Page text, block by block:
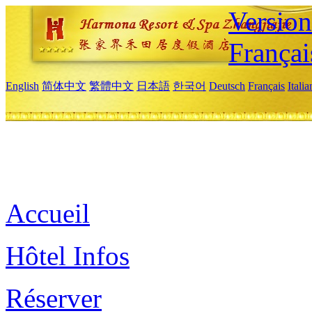
English 简体中文 繁體中文 日本語 한국어 Deutsch Français
Accueil
Hôtel Infos
Réserver